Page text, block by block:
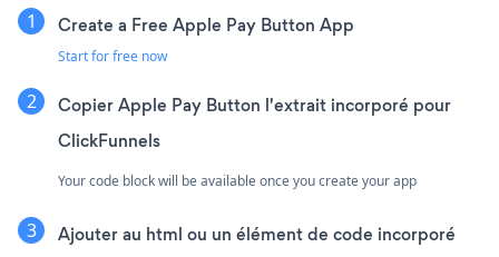
Create a Free Apple Pay Button App
Start for free now
Copier Apple Pay Button l'extrait incorporé pour
ClickFunnels
Your code block will be available once you create your app
Ajouter au html ou un élément de code incorporé